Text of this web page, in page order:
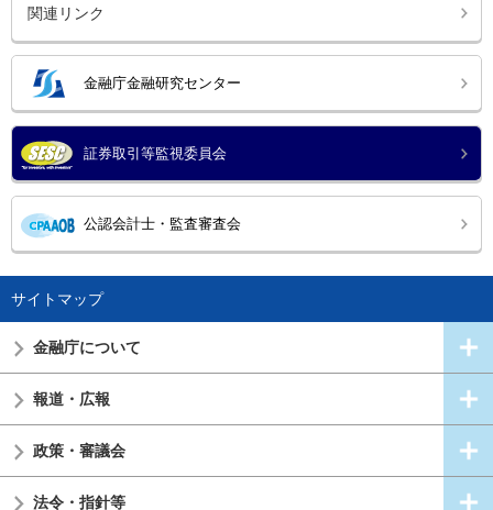
関連リンク
金融庁金融研究センター
証券取引等監視委員会
公認会計士・監査審査会
サイトマップ
金融庁について
報道・広報
政策・審議会
法令・指針等